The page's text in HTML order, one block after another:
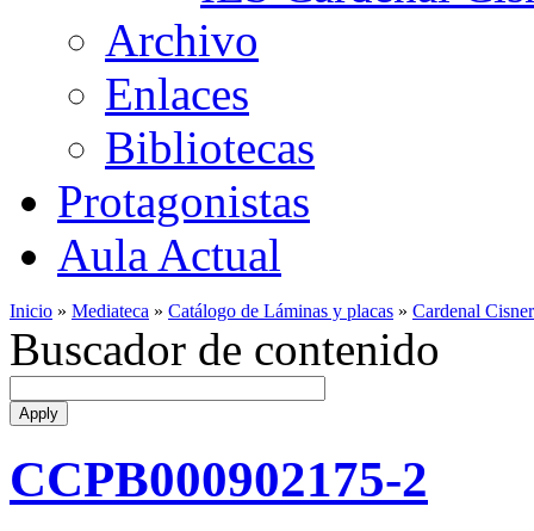
Archivo
Enlaces
Bibliotecas
Protagonistas
Aula Actual
Inicio » Mediateca » Catálogo de Láminas y placas » Cardenal
Buscador de contenido
CCPB000902175-2